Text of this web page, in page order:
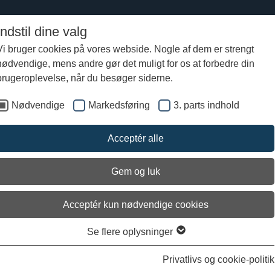
dine valg
bruger cookies på vores webside. Nogle af dem er strengt
mens andre gør det muligt for os at forbedre din
når du besøger siderne.
Nødvendige Markedsføring 3. parts indhold
Acceptér alle
Gem og luk
Acceptér kun nødvendige cookies
Se flere oplysninger
Privatlivs og cookie-politik
Dannebroge fra Slaget på Reden 1801 Slaget på Reden 2. april 1801